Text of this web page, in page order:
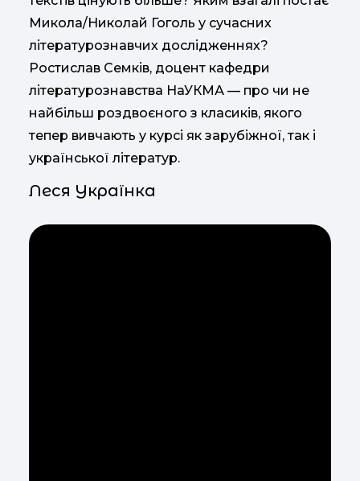
Микола/Николай Гоголь у сучасних
літературознавчих дослідженнях?
Ростислав Семків, доцент кафедри
літературознавства НаУКМА — про чи не
найбільш роздвоєного з класиків, якого
тепер вивчають у курсі як зарубіжної, так і
української літератур.
Леся Українка